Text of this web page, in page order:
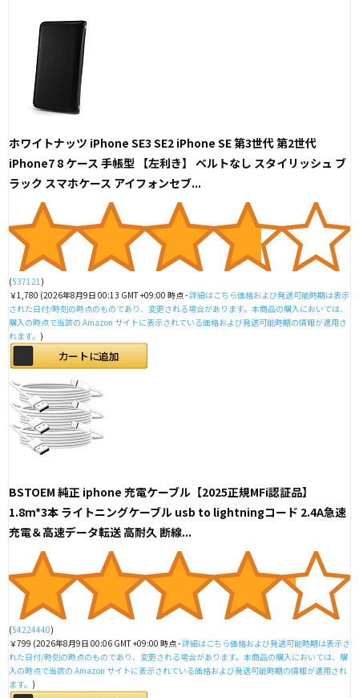
ホワイトナッツ iPhone SE3 SE2 iPhone SE 第3世代 第2世代
iPhone7 8 ケース 手帳型 【左利き】 ベルトなし スタイリッシュ ブ
ラック スマホケース アイフォンセブ...
(537121 )
￥1,780 (2026年8月9日 00:13 GMT +09:00 時点 -詳細はこちら価格および発送可能時期は表示
された日付/時刻の時点のものであり、変更される場合があります。本商品の購入においては、
購入の時点で当該の Amazon サイトに表示されている価格および発送可能時期の情報が適用さ
れます。 )
カートに追加
BSTOEM 純正 iphone 充電ケーブル【2025正規MFi認証品】
1.8m*3本 ライトニングケーブル usb to lightningコード 2.4A急速
充電＆高速データ転送 高耐久 断線...
(54224440)
￥799 (2026年8月9日 00:06 GMT +09:00 時点 -詳細はこちら価格および発送可能時期は表示さ
れた日付/時刻の時点のものであり、変更される場合があります。本商品の購入においては、購
入の時点で当該の Amazon サイトに表示されている価格および発送可能時期の情報が適用され
ます。 )